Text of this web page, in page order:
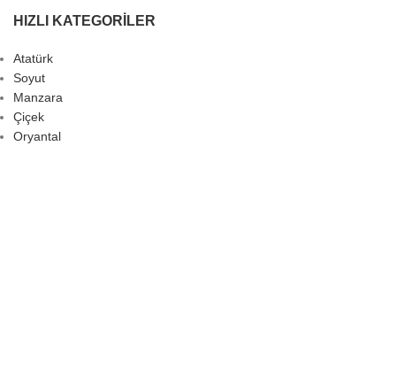
HIZLI KATEGORILER
Atatürk
Soyut
Manzara
Çiçek
Oryantal